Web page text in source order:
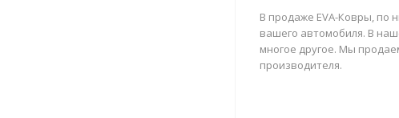
В продаже EVA-Ковры, по
вашего автомобиля. В
многое другое. Мы
производителя.